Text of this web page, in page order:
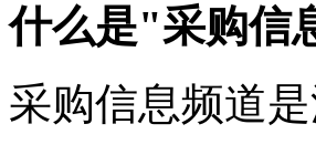
什么是"采购信
采购信息频道